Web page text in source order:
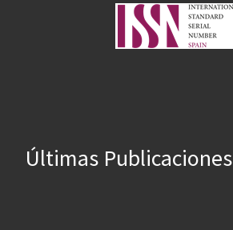
Últimas Publicaciones